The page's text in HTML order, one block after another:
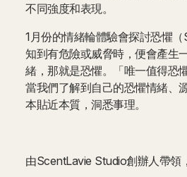
不同強度和表現。
1月份的情緒輪體驗會探討恐懼
知到有危險或威脅時，便會產生
緒，那就是恐懼。「唯一值得恐
當我們了解到自己的恐懼情緒、
本貼近本質，洞悉事理。
由ScentLavie Studio創辦人帶領